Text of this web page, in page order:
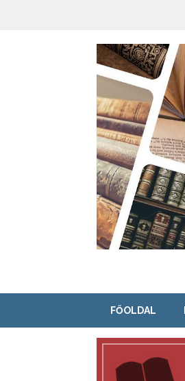
FŐOLDAL